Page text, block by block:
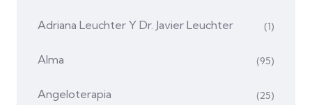
Adriana Leuchter Y Dr. Javier Leuchter (1)
Alma (95)
Angeloterapia (25)